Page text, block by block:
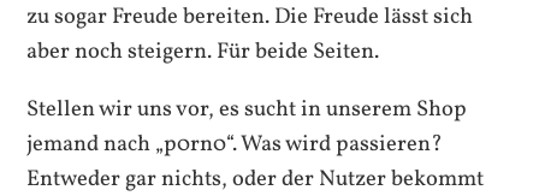
zu sogar Freude bereiten. Die Freude lässt sich
aber noch steigern. Für beide Seiten.
Stellen wir uns vor, es sucht in unserem Shop
jemand nach „p0rn0“. Was wird passieren?
Entweder gar nichts, oder der Nutzer bekommt